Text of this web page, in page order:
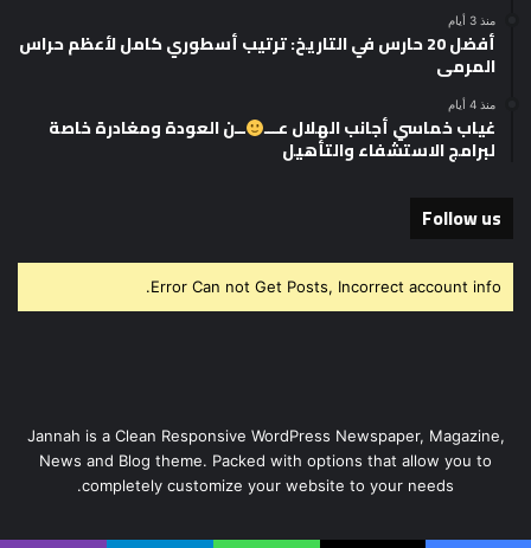
منذ 3 أيام
أفضل 20 حارس في التاريخ: ترتيب أسطوري كامل لأعظم حراس
المرمى
منذ 4 أيام
غياب خماسي أجانب الهلال عـــ ــن العودة ومغادرة خاصة
لبرامج الاستشفاء والتأهيل
Follow us
Error Can not Get Posts, Incorrect account info.
Jannah is a Clean Responsive WordPress Newspaper, Magazine,
News and Blog theme. Packed with options that allow you to
completely customize your website to your needs.